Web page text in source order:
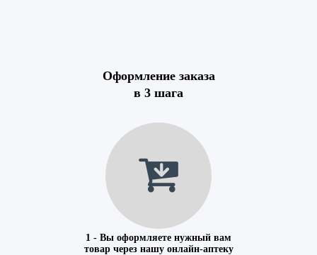
Оформление заказа
в 3 шага
1 - Вы оформляете нужный вам
товар через нашу онлайн-аптеку